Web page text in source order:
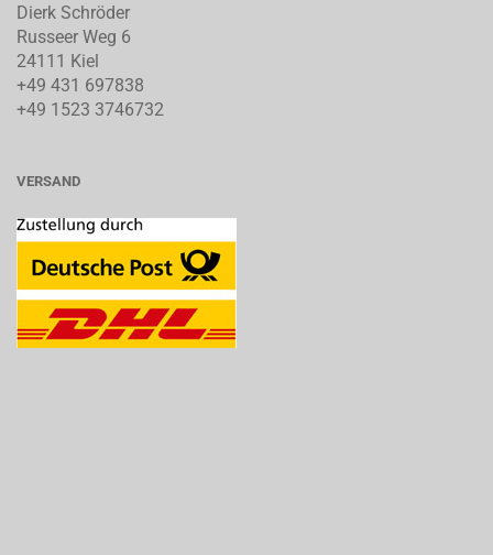
Dierk Schröder
Russeer Weg 6
24111 Kiel
+49 431 697838
+49 1523 3746732
VERSAND